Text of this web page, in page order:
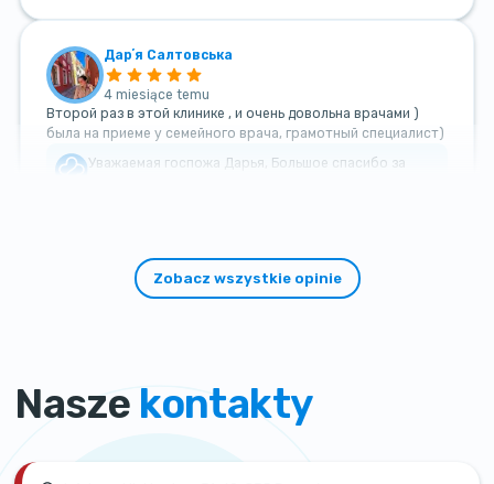
Дарʼя Салтовська
4 miesiące temu
Второй раз в этой клинике , и очень довольна врачами )
была на приеме у семейного врача, грамотный специалист)
Уважаемая госпожа Дарья, Большое спасибо за
Zobacz wszystkie opinie
Nasze kontakty